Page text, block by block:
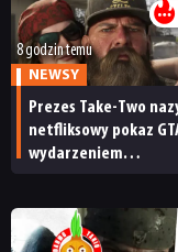
8 godzin temu
NEWSY
Prezes Take-Two
netfliksowy pokaz
wydarzeniem
ma subskrybentów